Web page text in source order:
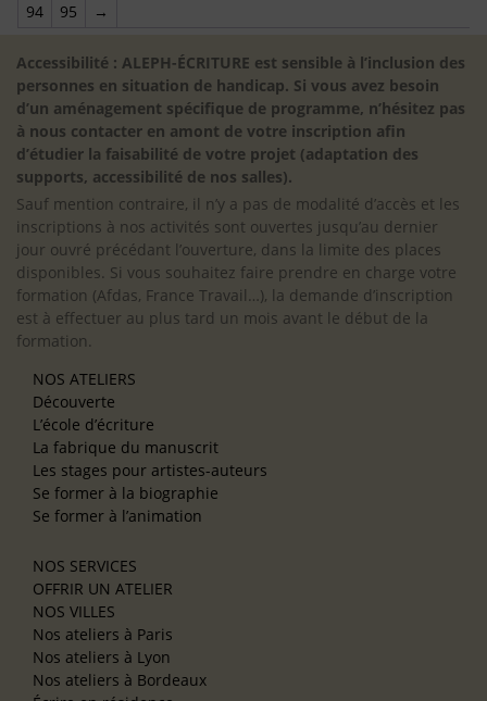
94
95 →
Accessibilité : ALEPH-ÉCRITURE est sensible à l’inclusion des
personnes en situation de handicap. Si vous avez besoin
d’un aménagement spécifique de programme, n’hésitez pas
à nous contacter en amont de votre inscription afin
d’étudier la faisabilité de votre projet (adaptation des
supports, accessibilité de nos salles).
Sauf mention contraire, il n’y a pas de modalité d’accès et les
inscriptions à nos activités sont ouvertes jusqu’au dernier
jour ouvré précédant l’ouverture, dans la limite des places
disponibles. Si vous souhaitez faire prendre en charge votre
formation (Afdas, France Travail…), la demande d’inscription
est à effectuer au plus tard un mois avant le début de la
formation.
NOS ATELIERS
Découverte
L’école d’écriture
La fabrique du manuscrit
Les stages pour artistes-auteurs
Se former à la biographie
Se former à l’animation
NOS SERVICES
OFFRIR UN ATELIER
NOS VILLES
Nos ateliers à Paris
Nos ateliers à Lyon
Nos ateliers à Bordeaux